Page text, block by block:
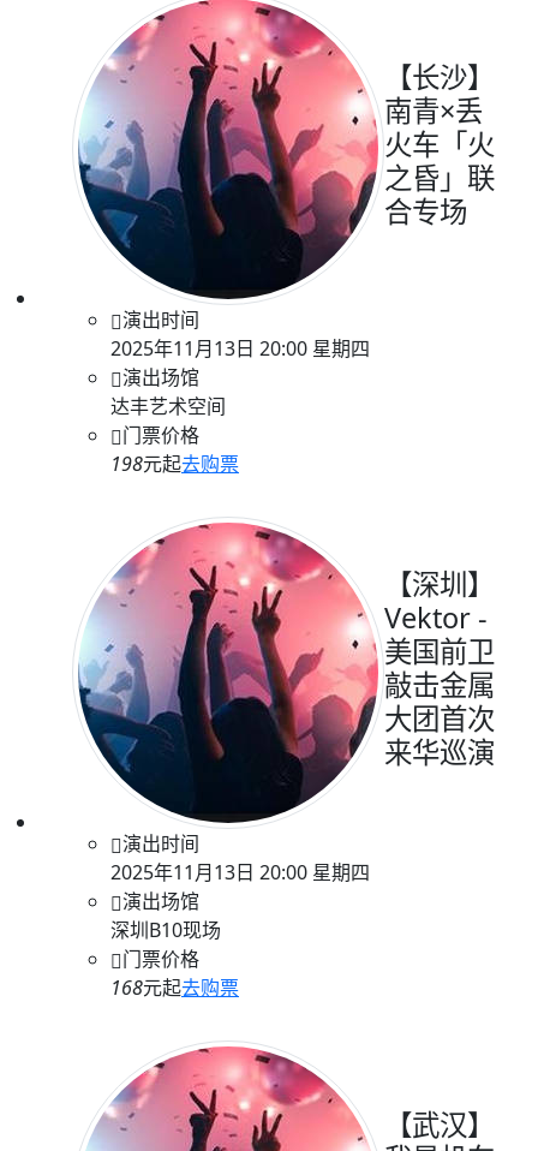
【长沙】
南青×丢
火车「火
之昏」联
合专场
演出时间
2025年11月13日 20:00 星期四
演出场馆
达丰艺术空间
门票价格
198元起去购票
【深圳】
Vektor -
美国前卫
敲击金属
大团首次
来华巡演
演出时间
2025年11月13日 20:00 星期四
演出场馆
深圳B10现场
门票价格
168元起去购票
【武汉】